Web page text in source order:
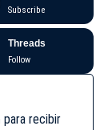
Subscribe
Threads
Follow
para recibir